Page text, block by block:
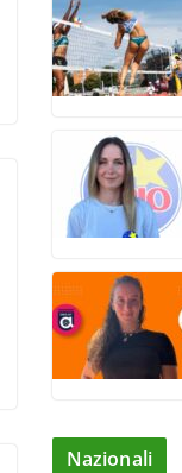
Nazionali